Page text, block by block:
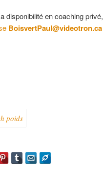
disponibilité en coaching privé,
BoisvertPaul@videotron.ca